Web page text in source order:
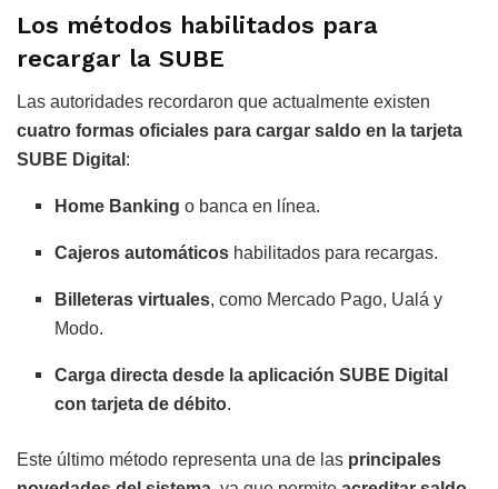
Los métodos habilitados para
recargar la SUBE
Las autoridades recordaron que actualmente existen
cuatro formas oficiales para cargar saldo en la tarjeta
SUBE Digital :
Home Banking o banca en línea.
Cajeros automáticos habilitados para recargas.
Billeteras virtuales, como Mercado Pago, Ualá y
Modo.
Carga directa desde la aplicación SUBE Digital
con tarjeta de débito.
Este último método representa una de las principales